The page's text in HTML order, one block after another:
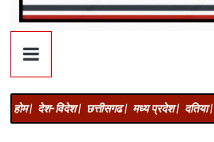
होम | देश-विदेश | छत्तीसगढ | मध्य प्रदेश | दतिया |